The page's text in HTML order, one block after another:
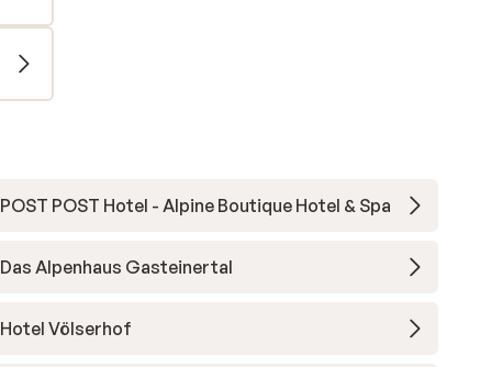
POST POST Hotel - Alpine Boutique Hotel & Spa
Das Alpenhaus Gasteinertal
Hotel Völserhof